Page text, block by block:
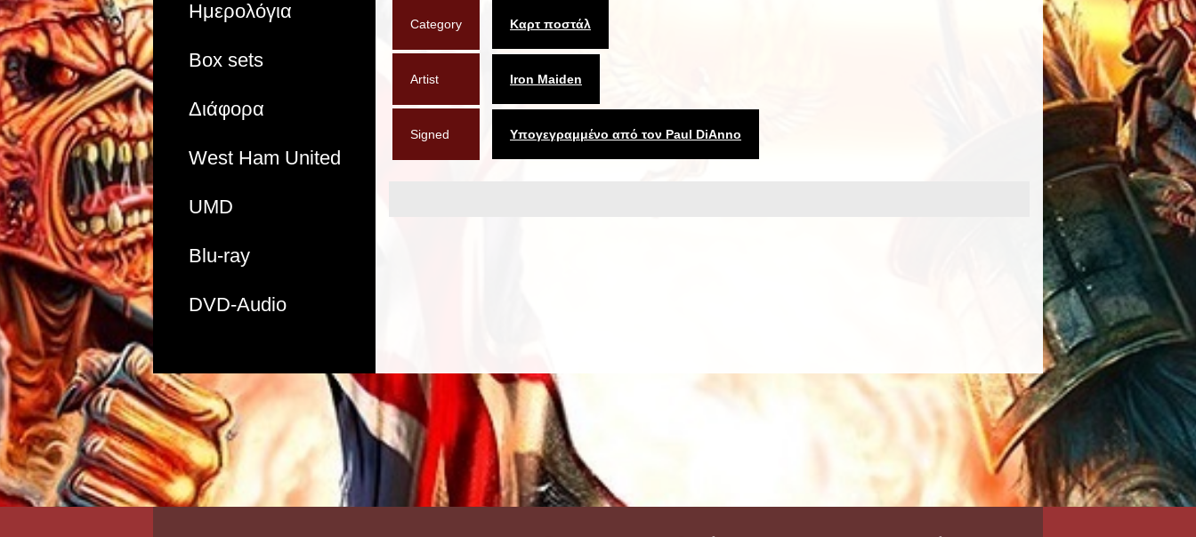
Ημερολόγια
Box sets
Διάφορα
West Ham United
UMD
Blu-ray
DVD-Audio
Category Καρτ ποστάλ
Artist Iron Maiden
Signed Υπογεγραμμένο από τον Paul DiAnno